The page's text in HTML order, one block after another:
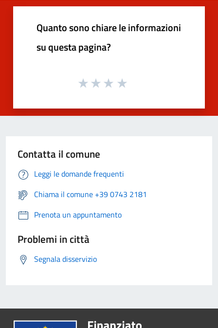
Quanto sono chiare le informazioni
su questa pagina?
Contatta il comune
Leggi le domande frequenti
Chiama il comune +39 0743 2181
Prenota un appuntamento
Problemi in città
Segnala disservizio